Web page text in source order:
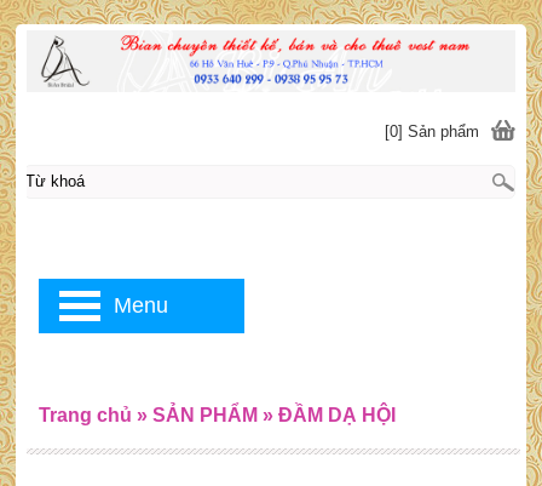
Trang chủ » SẢN PHẨM » ĐẦM DẠ HỘI
[0] Sản phẩm
Menu